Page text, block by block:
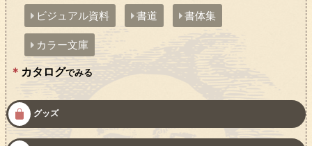
ビジュアル資料 書道 書体集
カラー文庫
カタログでみる
グッズ